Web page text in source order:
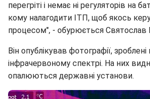
перегріті і немає ні регуляторів на
кому налагодити ІТП, щоб якось
процесом", - обурюється
Він опублікував фотографії, зроблені
інфрачервоному спектрі. На них
опалюються державні установи.